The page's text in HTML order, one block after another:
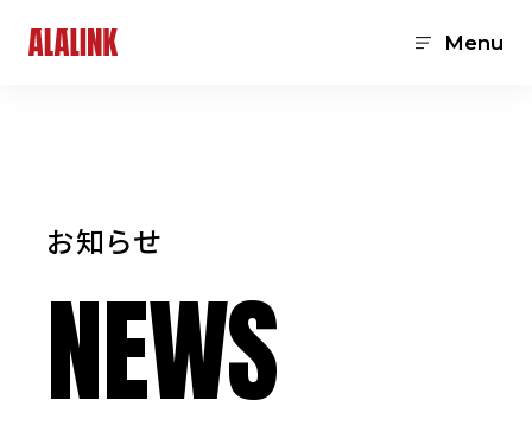
Menu
お知らせ
NEWS